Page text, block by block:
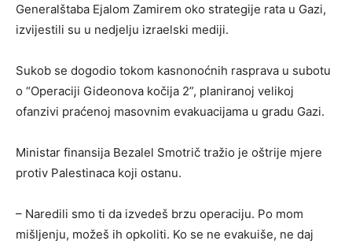
Generalštaba Ejalom Zamirem oko strategije rata u Gazi,
izvijestili su u nedjelju izraelski mediji.
Sukob se dogodio tokom kasnonoćnih rasprava u subotu
o “Operaciji Gideonova kočija 2”, planiranoj velikoj
ofanzivi praćenoj masovnim evakuacijama u gradu Gazi.
Ministar finansija Bezalel Smotrič tražio je oštrije mjere
protiv Palestinaca koji ostanu.
– Naredili smo ti da izvedeš brzu operaciju. Po mom
mišljenju, možeš ih opkoliti. Ko se ne evakuiše, ne daj